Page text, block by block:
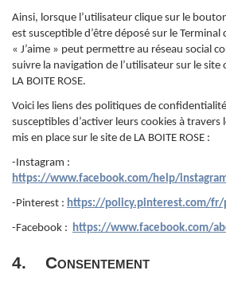
Ainsi, lorsque l’utilisateur clique sur le
est susceptible d’être déposé sur le Terminal
« J’aime » peut permettre au réseau social
suivre la navigation de l’utilisateur sur le site
LA BOITE ROSE.
Voici les liens des politiques de
susceptibles d’activer leurs cookies à
mis en place sur le site de LA BOITE ROSE :
-Instagram :
https://www.facebook.com/help/
-Pinterest : https://policy.pinterest.com/fr/
-Facebook : https://www.facebook.com/
4. Consentement